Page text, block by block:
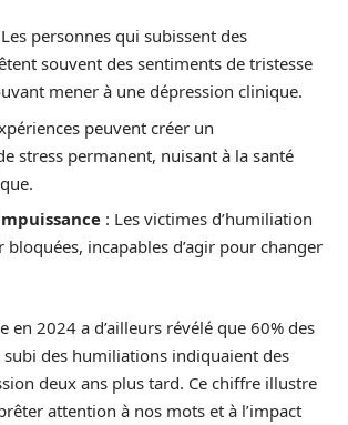
personnes qui subissent des
souvent des sentiments de tristesse
mener à une dépression clinique.
peuvent créer un
stress permanent, nuisant à la santé
: Les victimes d’humiliation
bloquées, incapables d’agir pour changer
en 2024 a d’ailleurs révélé que 60% des
subi des humiliations indiquaient des
deux ans plus tard. Ce chiffre illustre
attention à nos mots et à l’impact